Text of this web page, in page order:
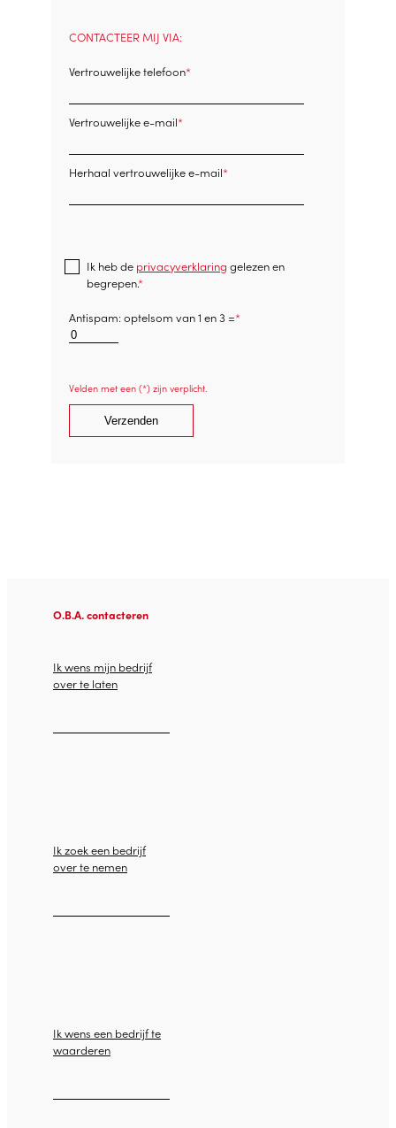
CONTACTEER MIJ VIA:
Vertrouwelijke telefoon
Vertrouwelijke e-mail
Herhaal vertrouwelijke e-mail
Ik heb de privacyverklaring gelezen en
begrepen.
Antispam: optelsom van 1 en 3 =
Velden met een (*) zijn verplicht.
Verzenden
O.B.A. contacteren
Ik wens mijn bedrijf
over te laten
Ik zoek een bedrijf
over te nemen
Ik wens een bedrijf te
waarderen